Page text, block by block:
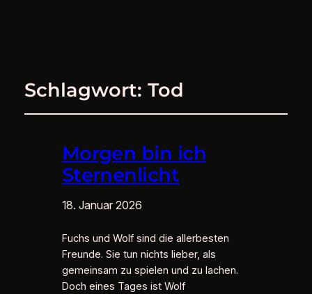
Schlagwort: Tod
Morgen bin ich
Sternenlicht
18. Januar 2026
Fuchs und Wolf sind die allerbesten
Freunde. Sie tun nichts lieber, als
gemeinsam zu spielen und zu lachen.
Doch eines Tages ist Wolf